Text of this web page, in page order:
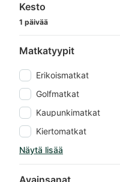
Kesto
1 päivää
Matkatyypit
Erikoismatkat
Golfmatkat
Kaupunkimatkat
Kiertomatkat
Näytä lisää
Avainsanat